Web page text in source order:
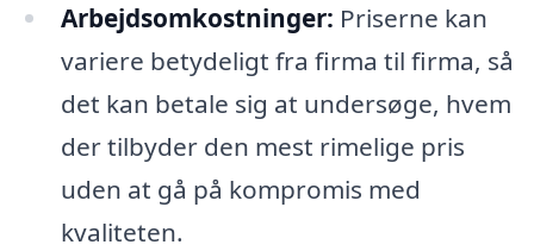
Arbejdsomkostninger: Priserne kan
variere betydeligt fra firma til firma, så
det kan betale sig at undersøge, hvem
der tilbyder den mest rimelige pris
uden at gå på kompromis med
kvaliteten.